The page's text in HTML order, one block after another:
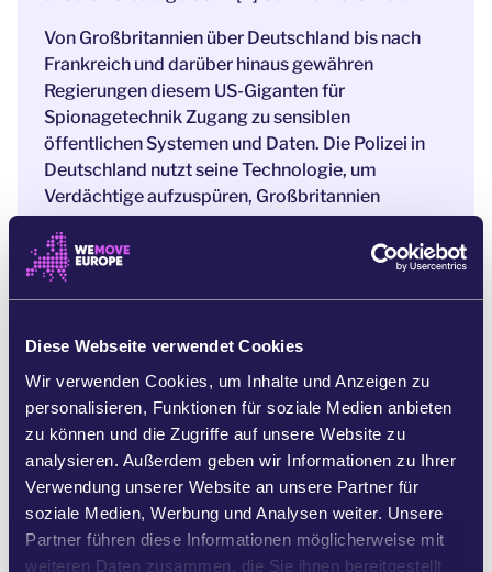
Diese Webseite verwendet Cookies
Wir verwenden Cookies, um Inhalte und Anzeigen zu
personalisieren, Funktionen für soziale Medien anbieten
zu können und die Zugriffe auf unsere Website zu
analysieren. Außerdem geben wir Informationen zu Ihrer
Verwendung unserer Website an unsere Partner für
soziale Medien, Werbung und Analysen weiter. Unsere
Partner führen diese Informationen möglicherweise mit
weiteren Daten zusammen, die Sie ihnen bereitgestellt
Von Großbritannien über Deutschland bis nach
Frankreich und darüber hinaus gewähren
Regierungen diesem US-Giganten für
Spionagetechnik Zugang zu sensiblen
öffentlichen Systemen und Daten. Die Polizei in
Deutschland nutzt seine Technologie, um
Verdächtige aufzuspüren, Großbritannien
Gesundheitswesen – und das ist erst der Anfang.
[3]
immer weiter aus, und kaum jemand weiß davon.
Genau deshalb müssen wir Licht ins Dunkel
bringen. Sonst laufen wir Gefahr, eine
Massenüberwachung einzuführen und Kriege
anzuheizen, während Europa seine Daten und
seine Sicherheit einem US-Konzern ausliefert.
Wenn wiraktiv werden und gegen Palantir
protestieren, können wir die Verantwortlichen